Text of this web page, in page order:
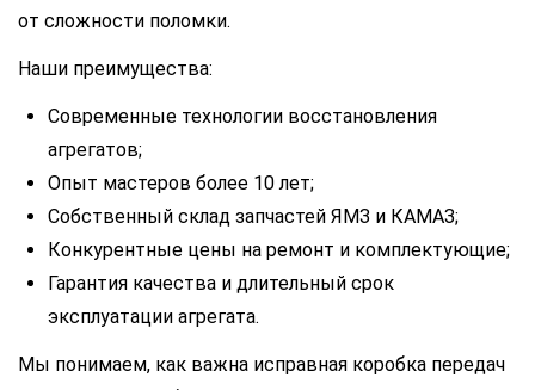
от сложности поломки.
Наши преимущества:
Современные технологии восстановления
агрегатов;
Опыт мастеров более 10 лет;
Собственный склад запчастей ЯМЗ и КАМАЗ;
Конкурентные цены на ремонт и комплектующие;
Гарантия качества и длительный срок
эксплуатации агрегата.
Мы понимаем, как важна исправная коробка передач